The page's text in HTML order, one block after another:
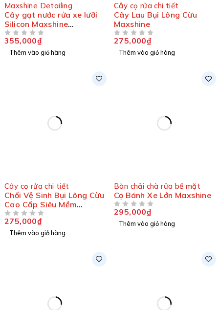
Maxshine Detailing
Cây gạt nước rửa xe lưỡi
Silicon Maxshine
7011022
355,000₫
Thêm vào giỏ hàng
Cây cọ rửa chi tiết
Cây Lau Bụi Lông Cừu
Maxshine
275,000₫
Thêm vào giỏ hàng
Cây cọ rửa chi tiết
Chổi Vệ Sinh Bụi Lông Cừu
Cao Cấp Siêu Mềm
Maxshine 704605
275,000₫
Thêm vào giỏ hàng
Bàn chải chà rửa bề mặt
Cọ Bánh Xe Lớn Maxshine
295,000₫
Thêm vào giỏ hàng